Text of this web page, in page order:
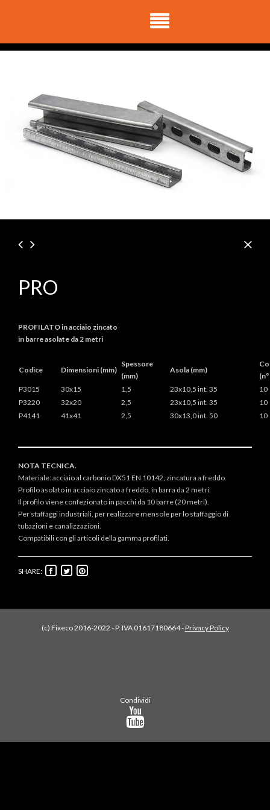
PRO
PROFILATO in acciaio zincato
in barre asolate da 2 metri
Codice Dimensioni (mm)
Spessore
(mm)
Asola (mm)
P3015
30x15 1,5 23x10,5 int. 35
10
P3220
32x20 2,5 23x10,5 int. 35
10
P4141
41x41 2,5 30x13,0 int. 50 10
NOTA TECNICA.
Materiale: acciaio al carbonio DX51 EN 10142, zincatura a freddo.
Profilo asolato in acciaio zincato a freddo, in barra da 2 metri.
Il profilo viene confezionato in pacchi da 10 barre (20 metri).
Per staffaggi industriali, per realizzare mensole per lo staffaggio di
tubazioni e canalizzazioni.
Compatibili con gli articoli della gamma profilati.
SHARE:
(c) Fixeco 2016-2022 - P. IVA 01617180664 -Privacy Policy
Condividi